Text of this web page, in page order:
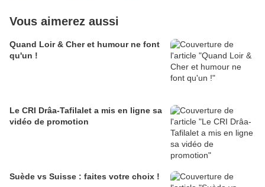
Vous aimerez aussi
Quand Loir & Cher et humour ne font
qu'un !
Le CRI Drâa-Tafilalet a mis en ligne sa
vidéo de promotion
Suède vs Suisse : faites votre choix !